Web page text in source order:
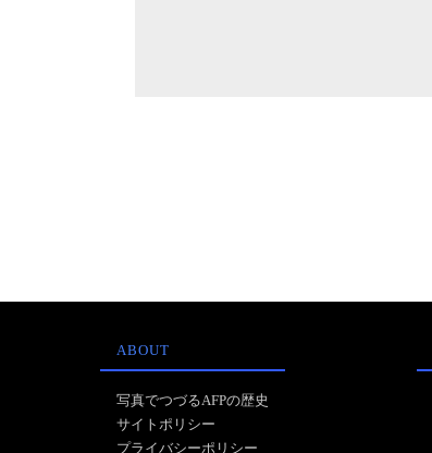
ABOUT
写真でつづるAFPの歴史
サイトポリシー
プライバシーポリシー